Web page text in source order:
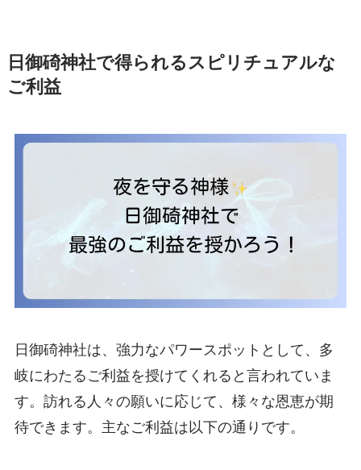
日御碕神社で得られるスピリチュアルな
ご利益
日御碕神社は、強力なパワースポットとして、多
岐にわたるご利益を授けてくれると言われていま
す。訪れる人々の願いに応じて、様々な恩恵が期
待できます。主なご利益は以下の通りです。